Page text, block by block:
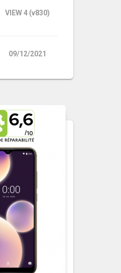
VIEW 4 (v830)
09/12/2021